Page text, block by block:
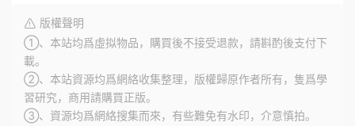
版權聲明
①、本站均爲虛拟物品，購買後不接受退款，請斟酌後支付下
載。
②、本站資源均爲網絡收集整理，版權歸原作者所有，隻爲學
習研究，商用請購買正版。
③、資源均爲網絡搜集而來，有些難免有水印，介意慎拍。